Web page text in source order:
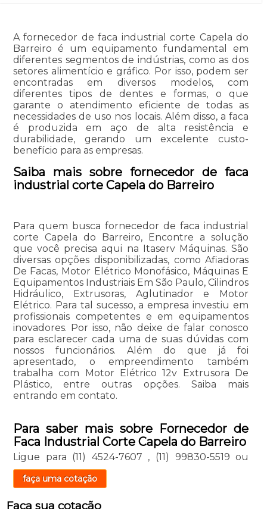
A fornecedor de faca industrial corte Capela do
Barreiro é um equipamento fundamental em
diferentes segmentos de indústrias, como as dos
setores alimentício e gráfico. Por isso, podem ser
encontradas em diversos modelos, com
diferentes tipos de dentes e formas, o que
garante o atendimento eficiente de todas as
necessidades de uso nos locais. Além disso, a faca
é produzida em aço de alta resistência e
durabilidade, gerando um excelente custo-
benefício para as empresas.
Saiba mais sobre fornecedor de faca
industrial corte Capela do Barreiro
Para quem busca fornecedor de faca industrial
corte Capela do Barreiro, Encontre a solução
que você precisa aqui na Itaserv Máquinas. São
diversas opções disponibilizadas, como Afiadoras
De Facas, Motor Elétrico Monofásico, Máquinas E
Equipamentos Industriais Em São Paulo, Cilindros
Hidráulico, Extrusoras, Aglutinador e Motor
Elétrico. Para tal sucesso, a empresa investiu em
profissionais competentes e em equipamentos
inovadores. Por isso, não deixe de falar conosco
para esclarecer cada uma de suas dúvidas com
nossos funcionários. Além do que já foi
apresentado, o empreendimento também
trabalha com Motor Elétrico 12v Extrusora De
Plástico, entre outras opções. Saiba mais
entrando em contato.
Para saber mais sobre Fornecedor de
Faca Industrial Corte Capela do Barreiro
Ligue para (11) 4524-7607 , (11) 99830-5519 ou
faça uma cotação
Faça sua cotação